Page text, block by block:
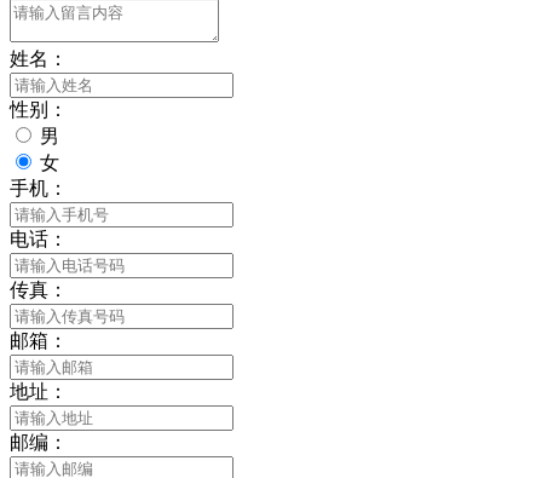
姓名：
性别：
男
女
手机：
电话：
传真：
邮箱：
地址：
邮编：